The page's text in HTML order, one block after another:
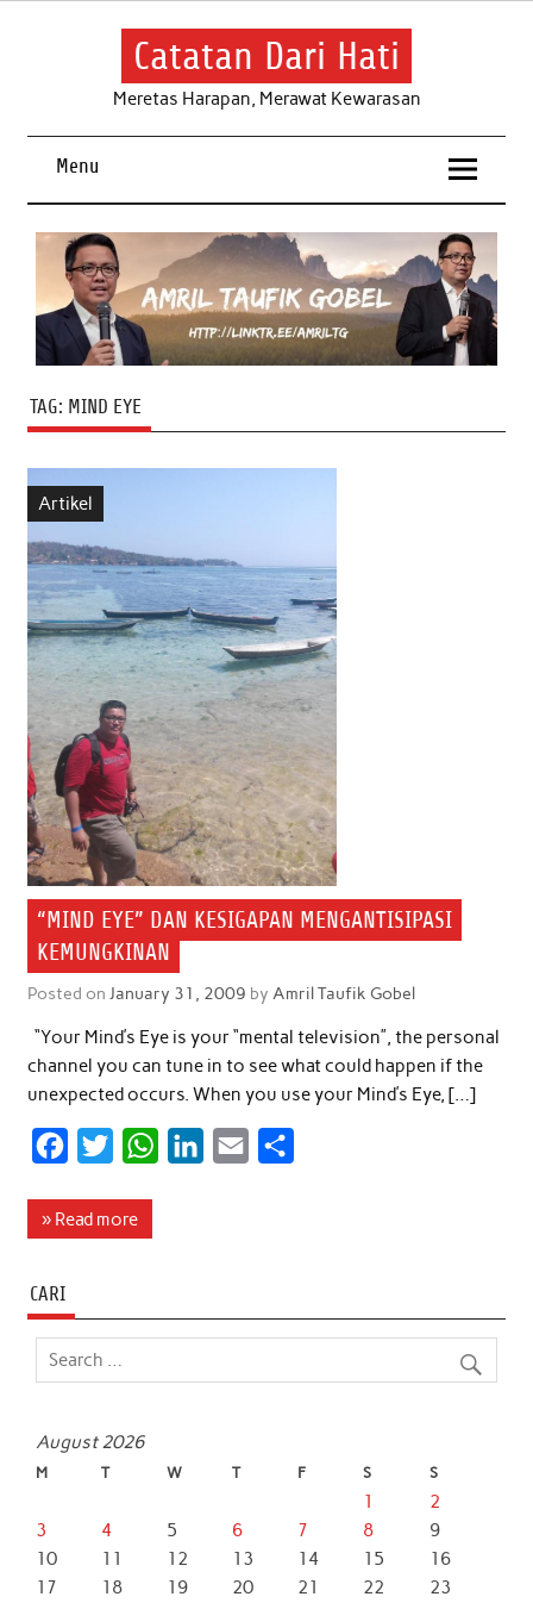
Skip
Catatan Dari Hati
Meretas Harapan, Merawat Kewarasan
Menu
TAG: MIND EYE
Artikel
“MIND EYE” DAN KESIGAPAN MENGANTISIPASI
KEMUNGKINAN
Posted on January 31, 2009 by Amril Taufik Gobel
“Your Mind’s Eye is your “mental television”, the personal
channel you can tune in to see what could happen if the
unexpected occurs. When you use your Mind’s Eye, […]
c
o
o
i
e
W
A
d
» Read more
CARI
August 2026
M T W T F S S
1
2
3
4 5 6 7 8
9
10
11 12 13 14 15
16
17
18 19 20 21 22
23